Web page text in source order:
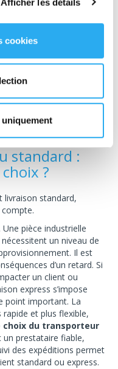
cookies
aux opérations
l’avance.
standard :
?
livraison standard,
. Une pièce industrielle
un niveau de
Il est
d’un retard. Si
un client ou
express s’impose
point important. La
et plus flexible,
choix du transporteur
un prestataire fiable,
des expéditions permet
standard ou express.